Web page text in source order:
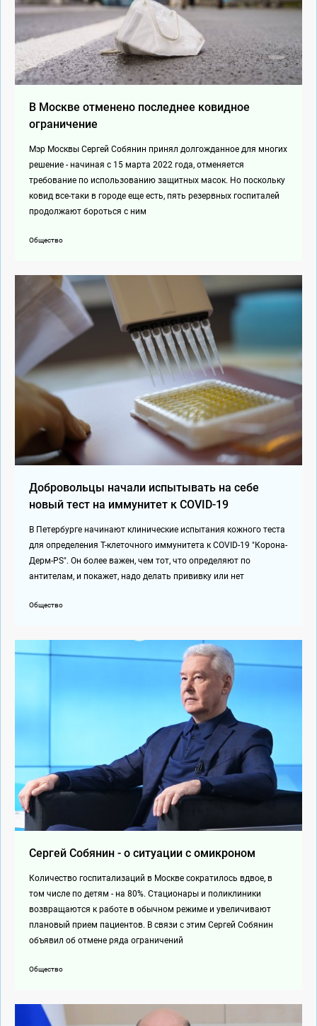
В Москве отменено последнее ковидное
ограничение
Мэр Москвы Сергей Собянин принял долгожданное для многих
решение - начиная с 15 марта 2022 года, отменяется
требование по использованию защитных масок. Но поскольку
ковид все-таки в городе еще есть, пять резервных госпиталей
продолжают бороться с ним
Общество
Добровольцы начали испытывать на себе
новый тест на иммунитет к COVID-19
В Петербурге начинают клинические испытания кожного теста
для определения Т-клеточного иммунитета к COVID-19 "Корона-
Дерм-PS". Он более важен, чем тот, что определяют по
антителам, и покажет, надо делать прививку или нет
Общество
Сергей Собянин - о ситуации с омикроном
Количество госпитализаций в Москве сократилось вдвое, в
том числе по детям - на 80%. Стационары и поликлиники
возвращаются к работе в обычном режиме и увеличивают
плановый прием пациентов. В связи с этим Сергей Собянин
объявил об отмене ряда ограничений
Общество